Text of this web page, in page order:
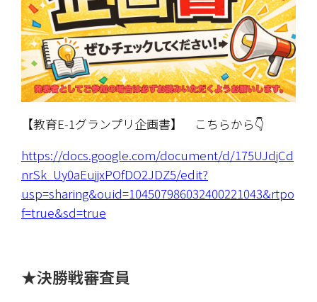
【教育E-1グランプリ企画書】　こちらから👇
https://docs.google.com/document/d/175UJdjCd
nrSk_Uy0aEujjxPOfDO2JDZ5/edit?
usp=sharing&ouid=104507986032400221043&rtpo
f=true&sd=true
★決勝戦審査員